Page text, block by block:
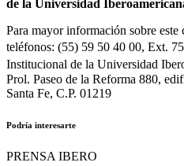
de la Universidad
Para mayor información sobre
teléfonos: (55) 59 50 40 00, Ext.
Institucional de la Universidad
Prol. Paseo de la Reforma 880,
Santa Fe, C.P. 01219
Podría interesarte
PRENSA IBERO